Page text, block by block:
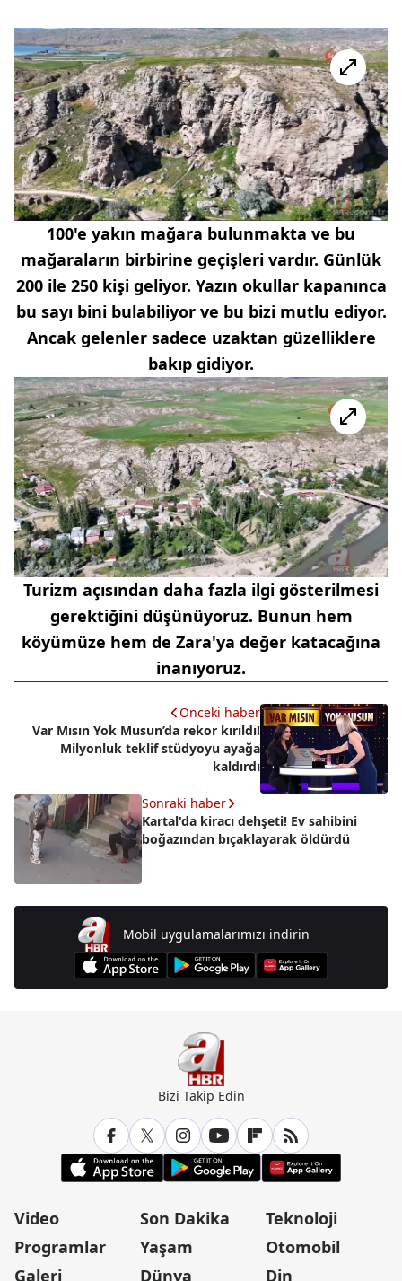
100'e yakın mağara bulunmakta ve bu
mağaraların birbirine geçişleri vardır. Günlük
200 ile 250 kişi geliyor. Yazın okullar kapanınca
bu sayı bini bulabiliyor ve bu bizi mutlu ediyor.
Ancak gelenler sadece uzaktan güzelliklere
bakıp gidiyor.
Turizm açısından daha fazla ilgi gösterilmesi
gerektiğini düşünüyoruz. Bunun hem
köyümüze hem de Zara'ya değer katacağına
inanıyoruz.
Önceki haber
Var Mısın Yok Musun’da rekor kırıldı!
Milyonluk teklif stüdyoyu ayağa
kaldırdı
Sonraki haber
Kartal'da kiracı dehşeti! Ev sahibini
boğazından bıçaklayarak öldürdü
Mobil uygulamalarımızı indirin
Bizi Takip Edin
Video
Programlar
Galeri
Son Dakika
Yaşam
Dünya
Teknoloji
Otomobil
Din